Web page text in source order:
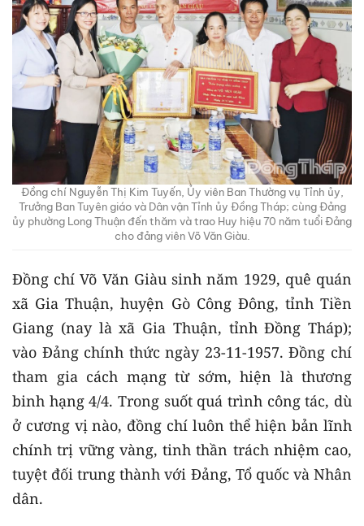
Đồng chí Nguyễn Thị Kim Tuyến, Ủy viên Ban Thường vụ Tỉnh ủy,
Trưởng Ban Tuyên giáo và Dân vận Tỉnh ủy Đồng Tháp; cùng Đảng
ủy phường Long Thuận đến thăm và trao Huy hiệu 70 năm tuổi Đảng
cho đảng viên Võ Văn Giàu.
Đồng chí Võ Văn Giàu sinh năm 1929, quê quán
xã Gia Thuận, huyện Gò Công Đông, tỉnh Tiền
Giang (nay là xã Gia Thuận, tỉnh Đồng Tháp);
vào Đảng chính thức ngày 23-11-1957. Đồng chí
tham gia cách mạng từ sớm, hiện là thương
binh hạng 4/4. Trong suốt quá trình công tác, dù
ở cương vị nào, đồng chí luôn thể hiện bản lĩnh
chính trị vững vàng, tinh thần trách nhiệm cao,
tuyệt đối trung thành với Đảng, Tổ quốc và Nhân
dân.